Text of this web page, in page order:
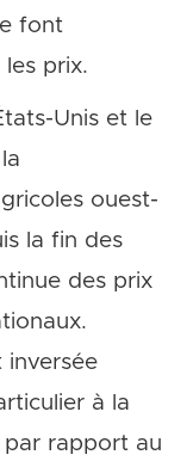
font
prix.
Unis et le
ouest-
la fin des
des prix
inversée
à la
par rapport au